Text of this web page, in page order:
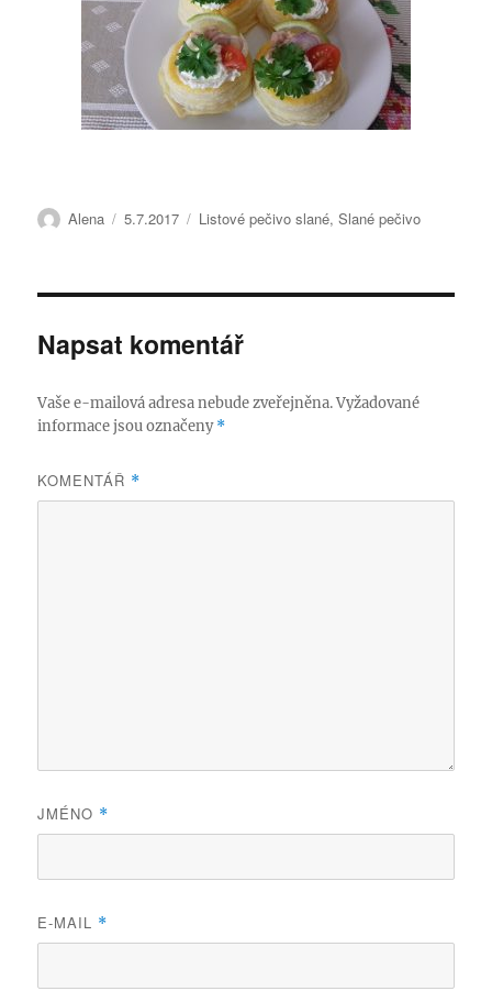
Autor:
Alena Publikováno:
5.7.2017 Rubriky:
Listové pečivo slané,Slané pečivo
Napsat komentář
Vaše e-mailová adresa nebude zveřejněna. Vyžadované
informace jsou označeny*
KOMENTÁŘ *
JMÉNO *
E-MAIL *